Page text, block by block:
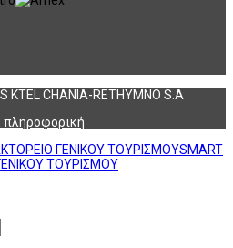
KTEL CHANIA-RETHYMNO S.A
πληροφορική
SMART
ΤΟΥΡΙΣΜΟΥ